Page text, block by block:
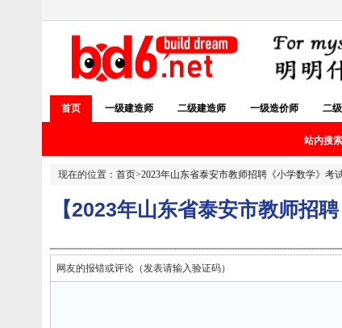
首页 一级建造师 二级建造师 一级造价师 二
站内搜索
现在的位置： 首页>2023年山东省泰安市教师招聘《小学数学》考
【2023年山东省泰安市教师招
网友的报错或评论（发表请输入验证码）